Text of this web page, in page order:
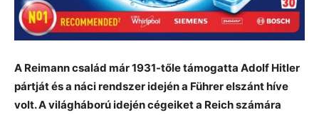
A Reimann család már 1931-tőle támogatta Adolf Hitler
pártját és a náci rendszer idején a Führer elszánt híve
volt. A világháború idején cégeiket a Reich számára